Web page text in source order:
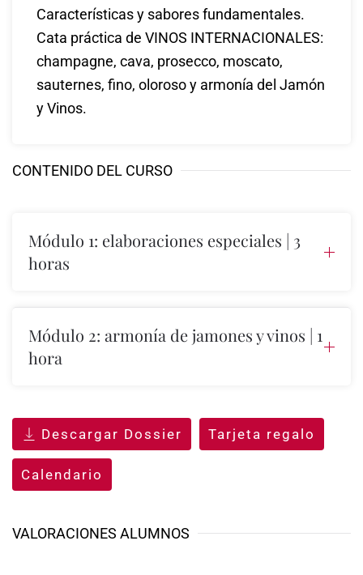
Características y sabores fundamentales.
Cata práctica de VINOS INTERNACIONALES:
champagne, cava, prosecco, moscato,
sauternes, fino, oloroso y armonía del Jamón
y Vinos.
CONTENIDO DEL CURSO
Módulo 1: elaboraciones especiales | 3
horas
Módulo 2: armonía de jamones y vinos | 1
hora
Descargar Dossier Tarjeta regalo
Calendario
VALORACIONES ALUMNOS